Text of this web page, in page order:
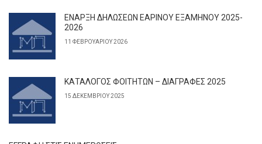
ΕΝΑΡΞΗ ΔΗΛΩΣΕΩΝ ΕΑΡΙΝΟΥ ΕΞΑΜΗΝΟΥ 2025-
2026
11 ΦΕΒΡΟΥΑΡΊΟΥ 2026
ΚΑΤΑΛΟΓΟΣ ΦΟΙΤΗΤΩΝ – ΔΙΑΓΡΑΦΕΣ 2025
15 ΔΕΚΕΜΒΡΊΟΥ 2025